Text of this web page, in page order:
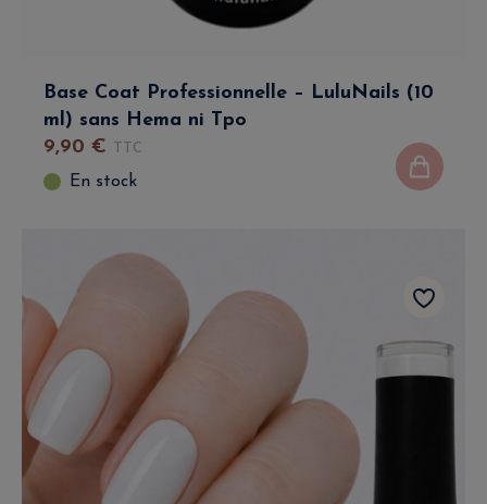
Base Coat Professionnelle – LuluNails (10
ml) sans Hema ni Tpo
9,90 € TTC
En stock